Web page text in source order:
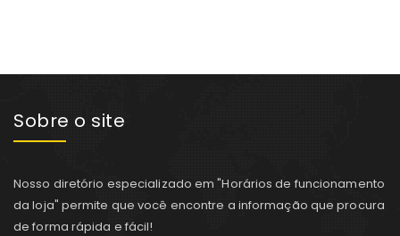
Sobre o site
Nosso diretório especializado em "Horários de funcionamento
da loja" permite que você encontre a informação que procura
de forma rápida e fácil!